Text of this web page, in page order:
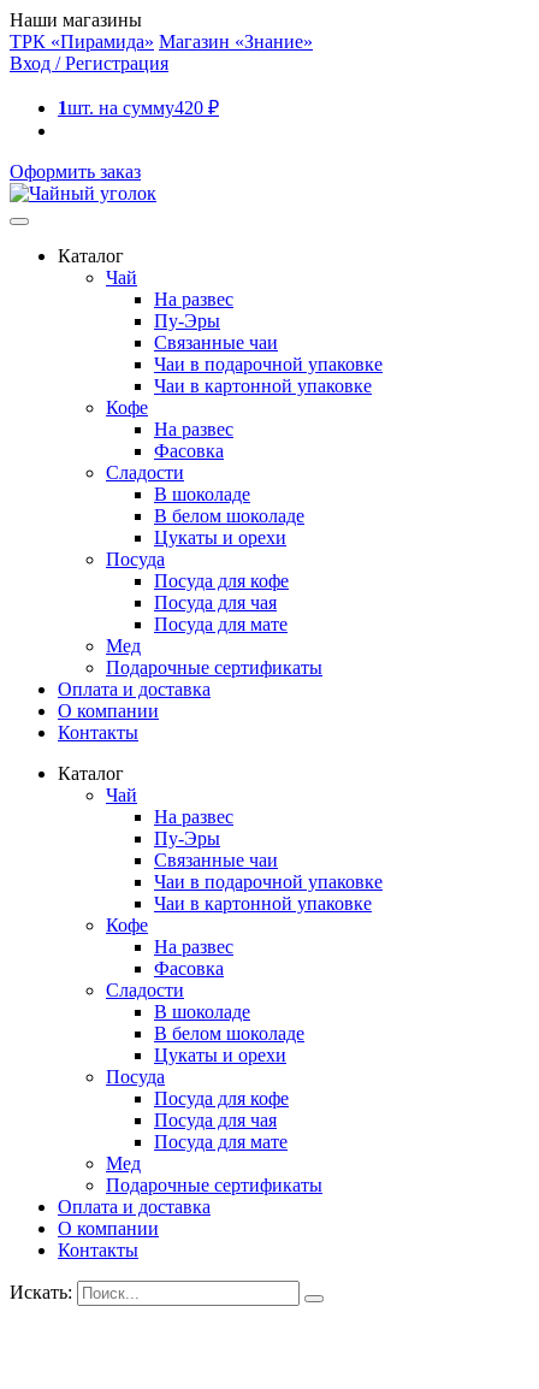
Наши магазины
ТРК «Пирамида» Магазин «Знание»
Вход / Регистрация
1шт. на сумму420 ₽
Оформить заказ
Каталог
Чай
На развес
Пу-Эры
Связанные чаи
Чаи в подарочной упаковке
Чаи в картонной упаковке
Кофе
На развес
Фасовка
Сладости
В шоколаде
В белом шоколаде
Цукаты и орехи
Посуда
Посуда для кофе
Посуда для чая
Посуда для мате
Мед
Подарочные сертификаты
Оплата и доставка
О компании
Контакты
Каталог
Чай
На развес
Пу-Эры
Связанные чаи
Чаи в подарочной упаковке
Чаи в картонной упаковке
Кофе
На развес
Фасовка
Сладости
В шоколаде
В белом шоколаде
Цукаты и орехи
Посуда
Посуда для кофе
Посуда для чая
Посуда для мате
Мед
Подарочные сертификаты
Оплата и доставка
О компании
Контакты
Искать: